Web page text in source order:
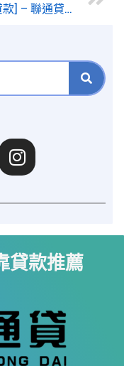
[商品貸款] – 聯通貸教上班族如何低門檻拿到資金買想要的東西
貸款推薦